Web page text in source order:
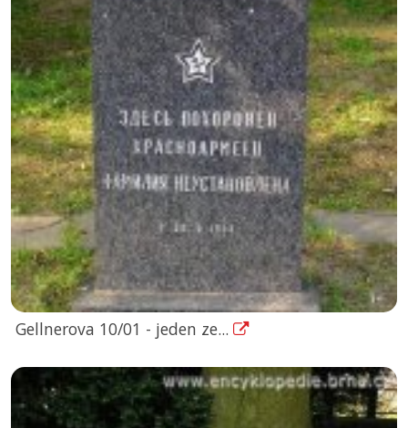
Gellnerova 10/01 - jeden ze...